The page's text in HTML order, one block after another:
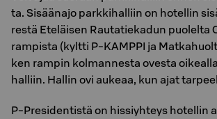
ta. Si­sään­ajo park­ki­hal­liin on ho­tel­lin
res­tä Eteläisen Rautatiekadun puo­lel­ta
ram­pis­ta (kylt­ti P-KAMP­PI ja
ken ram­pin kol­man­nes­ta oves­ta
hal­liin. Hal­lin ovi au­ke­aa, kun ajat
P-Pre­si­den­tis­tä on his­siyh­teys ho­tel­lin